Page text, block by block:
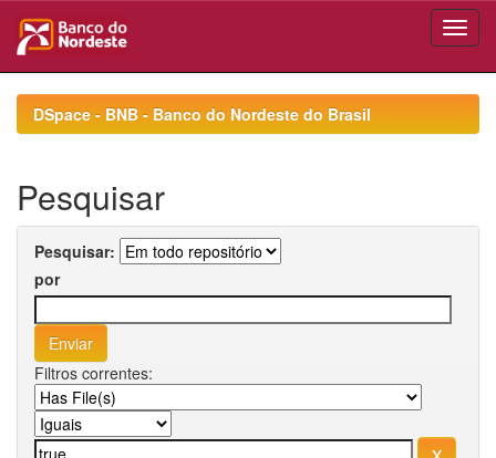
navigationDSpace - BNB - Banco do Nordeste do Brasil
Pesquisar
Pesquisar:
por
Filtros correntes: